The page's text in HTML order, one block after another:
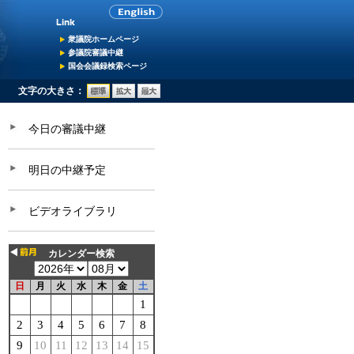
衆議院ホームページ
参議院審議中継
国会会議録検索ページ
文字の大きさ：
今日の審議中継
明日の中継予定
ビデオライブラリ
カレンダー検索
日 月 火 水 木 金 土
1
2
3 4 5 6 7
8
9
10 11 12 13 14
15